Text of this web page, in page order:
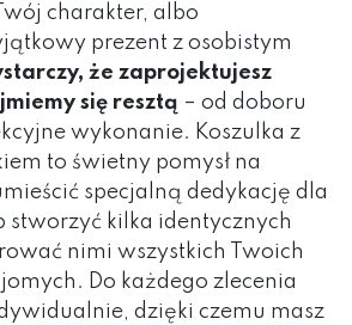
charakter, albo
prezent z osobistym
że zaprojektujesz
się resztą – od doboru
wykonanie. Koszulka z
to świetny pomysł na
specjalną dedykację dla
stworzyć kilka identycznych
nimi wszystkich Twoich
Do każdego zlecenia
dzięki czemu masz